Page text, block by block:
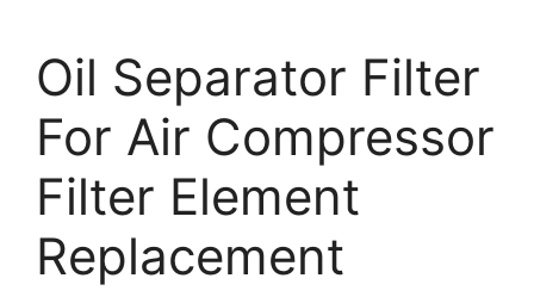
Oil Separator Filter
For Air Compressor
Filter Element
Replacement